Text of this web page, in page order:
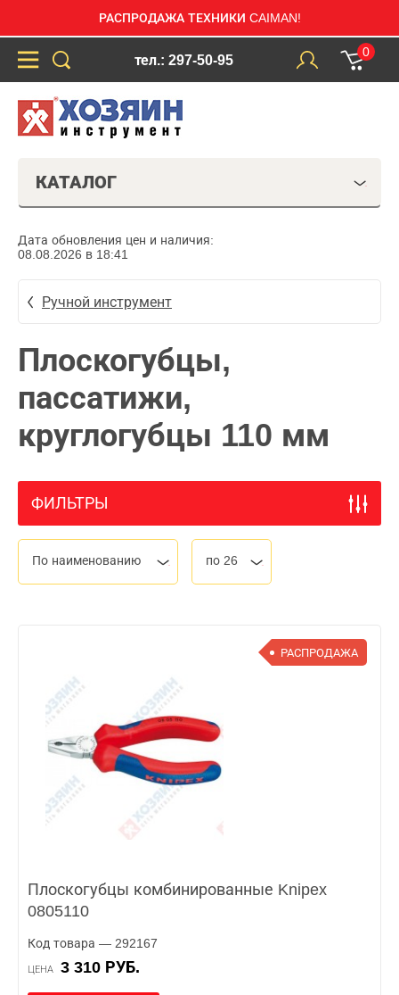
РАСПРОДАЖА ТЕХНИКИ CAIMAN!
тел.: 297-50-95
0
КАТАЛОГ
Дата обновления цен и наличия:
08.08.2026 в 18:41
Ручной инструмент
Плоскогубцы,
пассатижи,
круглогубцы 110 мм
ФИЛЬТРЫ
По наименованию по 26
РАСПРОДАЖА
Плоскогубцы комбинированные Knipex
0805110
Код товара — 292167
ЦЕНА 3 310 РУБ.